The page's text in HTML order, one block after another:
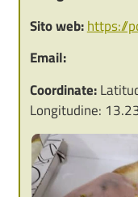
Sito web: https://
Email:
Coordinate:
Longitudine: